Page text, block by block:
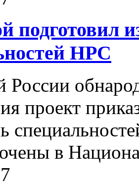
подготовил
НРС
проект
в